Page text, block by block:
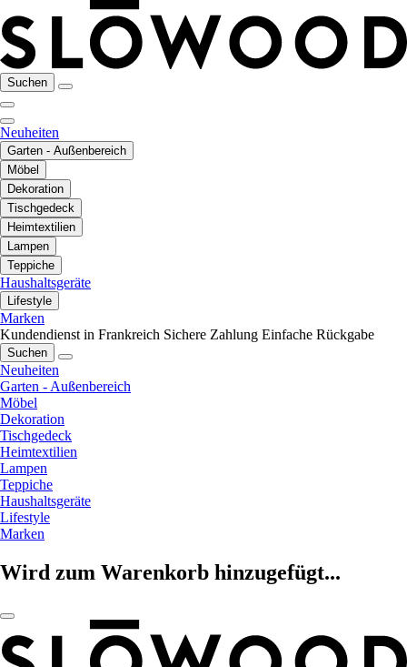
Suchen
Neuheiten
Garten - Außenbereich
Möbel
Dekoration
Tischgedeck
Heimtextilien
Lampen
Teppiche
Haushaltsgeräte
Lifestyle
Marken
Kundendienst in Frankreich Sichere Zahlung Einfache Rückgabe
Suchen
Neuheiten
Garten - Außenbereich
Möbel
Dekoration
Tischgedeck
Heimtextilien
Lampen
Teppiche
Haushaltsgeräte
Lifestyle
Marken
Wird zum Warenkorb hinzugefügt...